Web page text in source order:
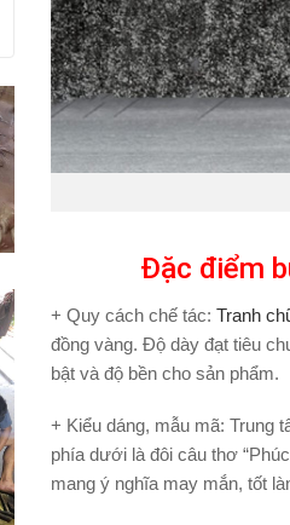
Đặc điểm
+ Quy cách chế tác: Tranh
đồng vàng. Độ dày đạt tiêu
bật và độ bền cho sản phẩm.
+ Kiểu dáng, mẫu mã: Trung
phía dưới là đôi câu thơ
mang ý nghĩa may mắn, tốt